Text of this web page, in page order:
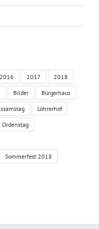
2016 2017 2018
Bilder Bürgerhaus
Löhrerhof
Ordenstag
Sommerfest 2018